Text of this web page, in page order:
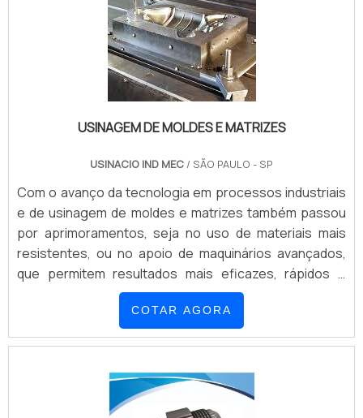
USINAGEM DE MOLDES E MATRIZES
USINACIO IND MEC / SÃO PAULO - SP
Com o avanço da tecnologia em processos industriais
e de usinagem de moldes e matrizes também passou
por aprimoramentos, seja no uso de materiais mais
resistentes, ou no apoio de maquinários avançados,
que permitem resultados mais eficazes, rápidos e
precisos. Com ele é possível fazer a confecção dos
mais variados produtos em larga escala, obtendo uma
economia considerável de tempo e recursos. Essa
tradicionais ou inovadores de aplicação dessa usi.
COTAR AGORA